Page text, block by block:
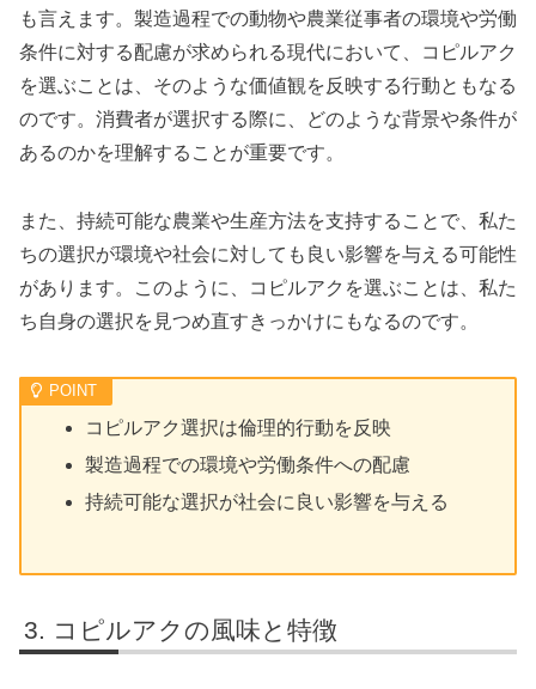
も言えます。製造過程での動物や農業従事者の環境や労働
条件に対する配慮が求められる現代において、コピルアク
を選ぶことは、そのような価値観を反映する行動ともなる
のです。消費者が選択する際に、どのような背景や条件が
あるのかを理解することが重要です。
また、持続可能な農業や生産方法を支持することで、私た
ちの選択が環境や社会に対しても良い影響を与える可能性
があります。このように、コピルアクを選ぶことは、私た
ち自身の選択を見つめ直すきっかけにもなるのです。
コピルアク選択は倫理的行動を反映
製造過程での環境や労働条件への配慮
持続可能な選択が社会に良い影響を与える
コピルアクの風味と特徴